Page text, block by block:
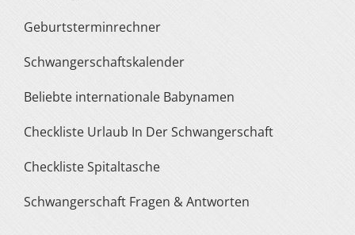
Geburtsterminrechner
Schwangerschaftskalender
Beliebte internationale Babynamen
Checkliste Urlaub In Der Schwangerschaft
Checkliste Spitaltasche
Schwangerschaft Fragen & Antworten